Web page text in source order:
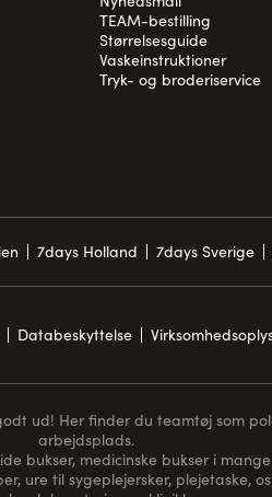
TEAM-bestilling
Størrelsesguide
Vaskeinstruktioner
Tryk- og broderiservice
7days Holland 7days Sverige
Databeskyttelse
ud! Her finder du teamtøj som
arbejdsplads.
bukser, medicinske bukser i
, ure til sygeplejersker, plejetaske,